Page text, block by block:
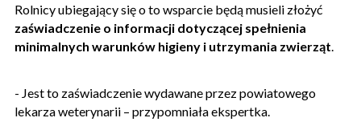
Rolnicy ubiegający się o to wsparcie będą musieli złożyć
zaświadczenie o informacji dotyczącej spełnienia
minimalnych warunków higieny i utrzymania zwierząt
- Jest to zaświadczenie wydawane przez powiatowego
lekarza weterynarii – przypomniała ekspertka.